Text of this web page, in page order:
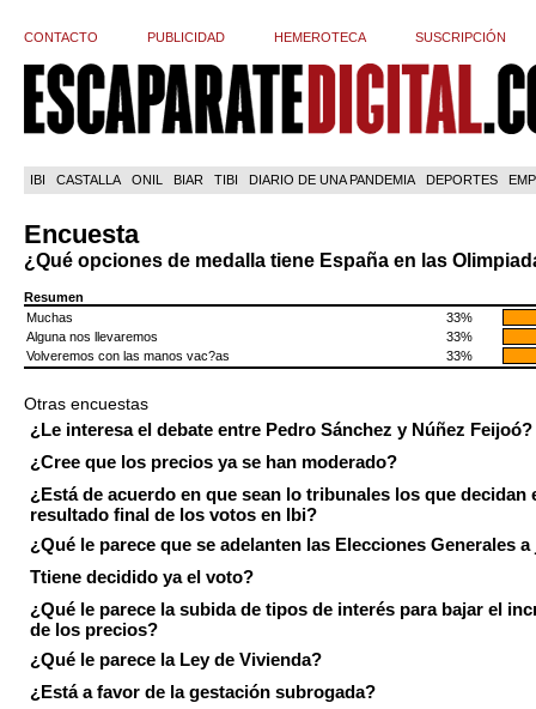
CONTACTO PUBLICIDAD HEMEROTECA SUSCRIPCIÓN
IBI CASTALLA ONIL BIAR TIBI DIARIO DE UNA PANDEMIA DEPORTES
Encuesta
¿Qué opciones de medalla tiene España en las
Resumen
Muchas
33%
Alguna nos llevaremos
33%
Volveremos con las manos vac?as
33%
Otras encuestas
¿Le interesa el debate entre Pedro Sánchez y Núñez Feijoó?
¿Cree que los precios ya se han moderado?
¿Está de acuerdo en que sean lo tribunales los que decidan
resultado final de los votos en Ibi?
¿Qué le parece que se adelanten las Elecciones Generales
Ttiene decidido ya el voto?
¿Qué le parece la subida de tipos de interés para bajar el
de los precios?
¿Qué le parece la Ley de Vivienda?
¿Está a favor de la gestación subrogada?